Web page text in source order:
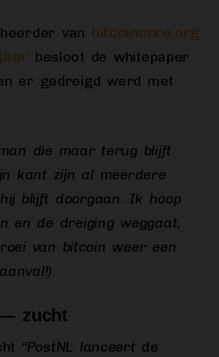
van bitcoincore.org
besloot de whitepaper
er gedreigd werd met
die maar terug blijft
kant zijn al meerdere
blijft doorgaan. Ik hoop
en de dreiging weggaat,
van bitcoin weer een
— zucht
“PostNL lanceert de